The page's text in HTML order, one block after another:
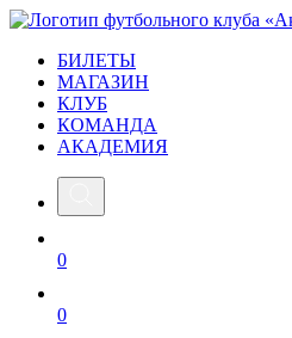
БИЛЕТЫ
МАГАЗИН
КЛУБ
КОМАНДА
АКАДЕМИЯ
0
0